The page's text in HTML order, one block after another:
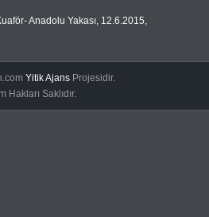
Anadolu Yakası, 12.6.2015,
Yitik Ajans Projesidir.
Hakları Saklıdır.